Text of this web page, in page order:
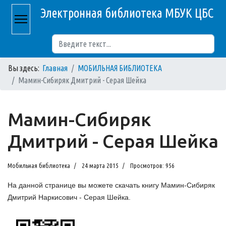
Электронная библиотека МБУК ЦБС
Вы здесь: Главная
МОБИЛЬНАЯ БИБЛИОТЕКА
Мамин-Сибиряк Дмитрий - Серая Шейка
Мамин-Сибиряк
Дмитрий - Серая Шейка
Мобильная библиотека 24 марта 2015 Просмотров: 956
На данной странице вы можете скачать книгу Мамин-Сибиряк
Дмитрий Наркисович - Серая Шейка.